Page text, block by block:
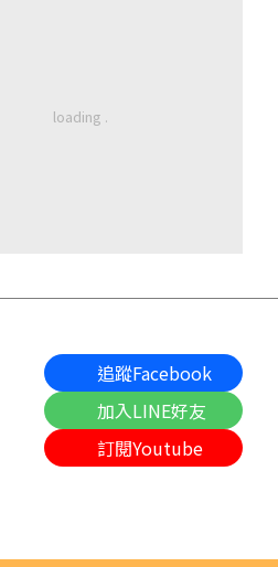
追蹤Facebook
加入LINE好友
訂閱Youtube